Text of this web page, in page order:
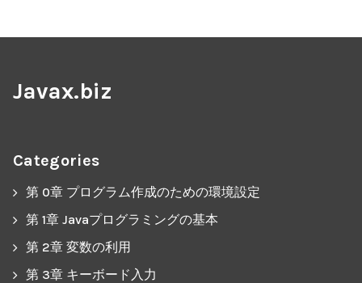
Javax.biz
Categories
第 0章 プログラム作成のための環境設定
第 1章 Javaプログラミングの基本
第 2章 変数の利用
第 3章 キーボード入力